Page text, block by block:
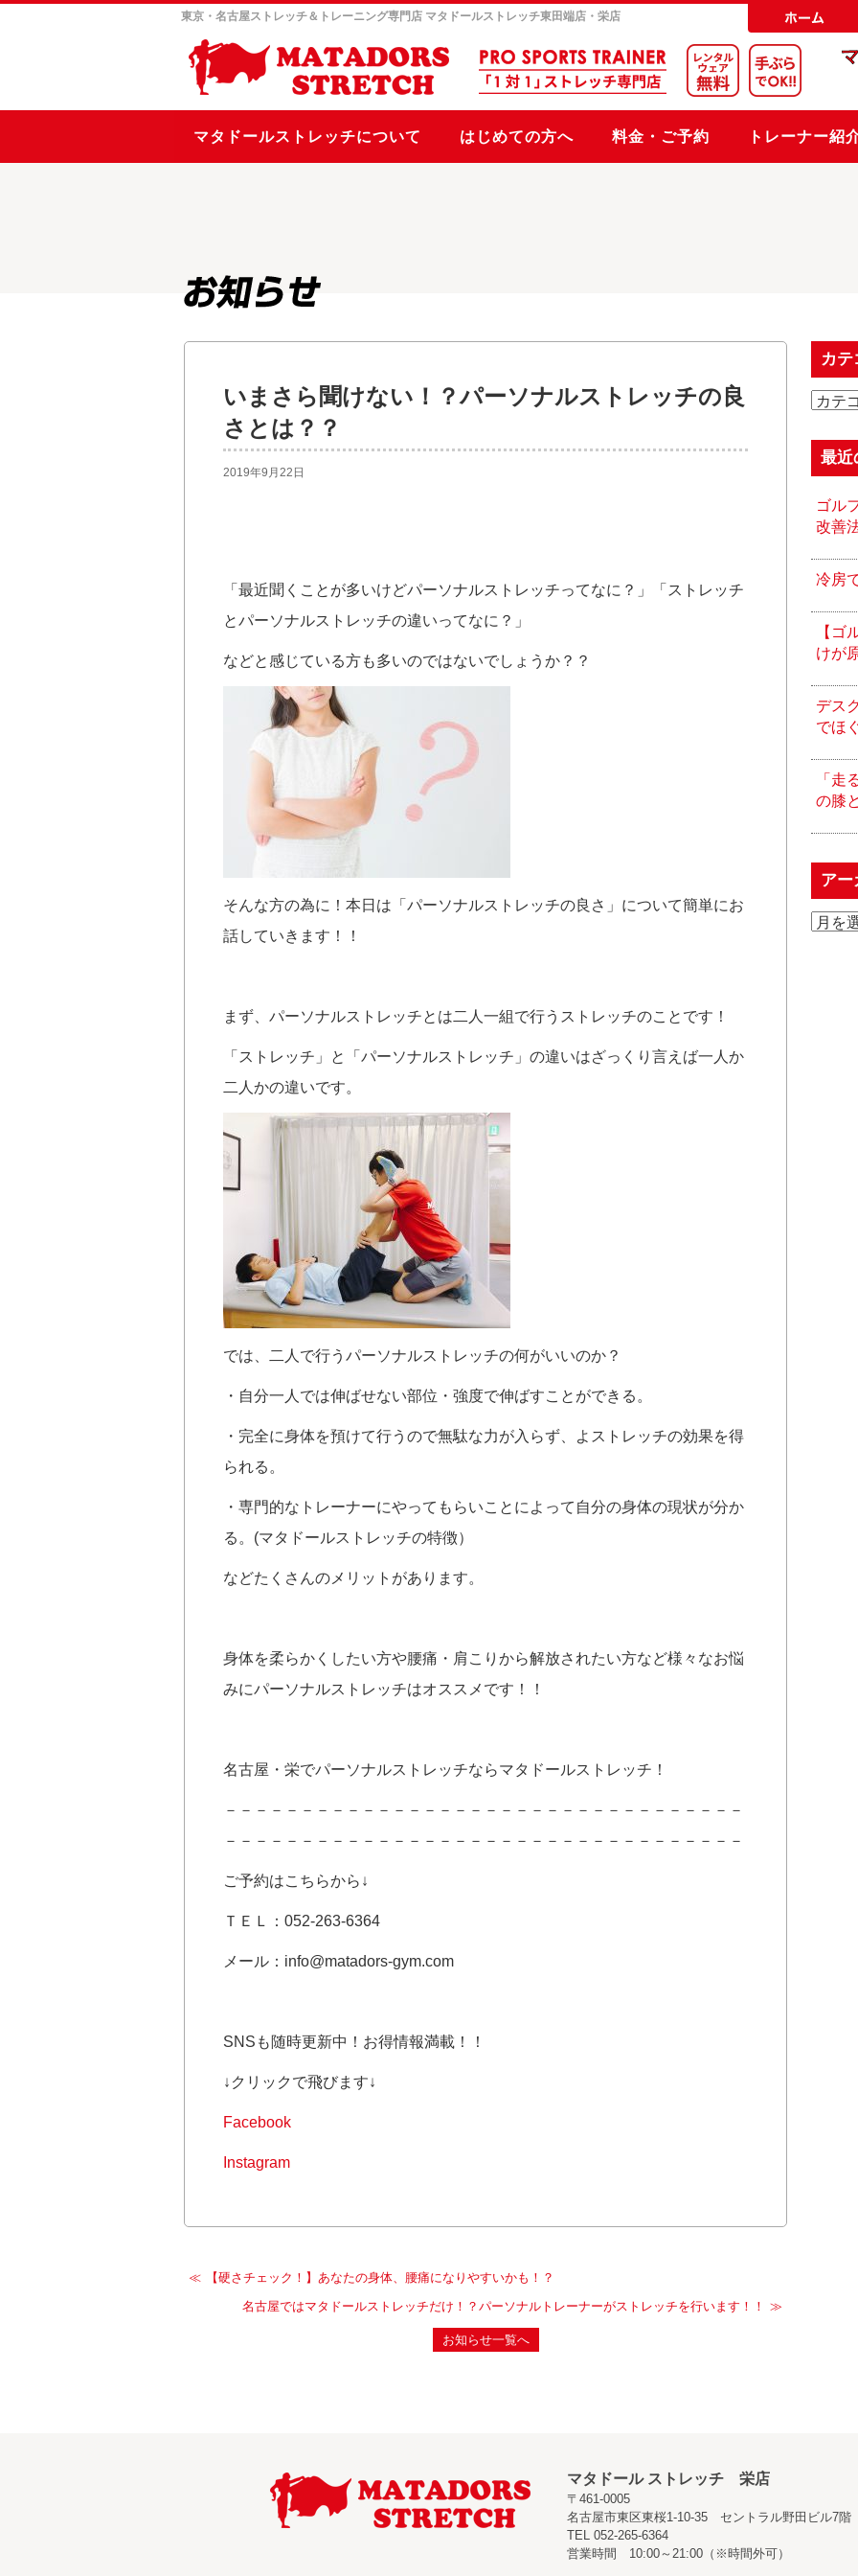
東京・名古屋ストレッチ＆トレーニング専門店 マタドールストレッチ東田端店・栄店
マタドールストレッチについて はじめての方へ 料金・ご予約 トレーナー紹
いまさら聞けない！？パーソナルストレッチの良
さとは？？
2019年9月22日
「最近聞くことが多いけどパーソナルストレッチってなに？」「ストレッチ
とパーソナルストレッチの違いってなに？」
などと感じている方も多いのではないでしょうか？？
そんな方の為に！本日は「パーソナルストレッチの良さ」について簡単にお
話していきます！！
まず、パーソナルストレッチとは二人一組で行うストレッチのことです！
「ストレッチ」と「パーソナルストレッチ」の違いはざっくり言えば一人か
二人かの違いです。
では、二人で行うパーソナルストレッチの何がいいのか？
・自分一人では伸ばせない部位・強度で伸ばすことができる。
・完全に身体を預けて行うので無駄な力が入らず、よストレッチの効果を得
られる。
・専門的なトレーナーにやってもらいことによって自分の身体の現状が分か
る。(マタドールストレッチの特徴）
などたくさんのメリットがあります。
身体を柔らかくしたい方や腰痛・肩こりから解放されたい方など様々なお悩
みにパーソナルストレッチはオススメです！！
名古屋・栄でパーソナルストレッチならマタドールストレッチ！
－－－－－－－－－－－－－－－－－－－－－－－－－－－－－－－－－－
－－－－－－－－－－－－－－－－－－－－－－－－－－－－－－－－－－
ご予約はこちらから↓
ＴＥＬ：052-263-6364
メール：info@matadors-gym.com
SNSも随時更新中！お得情報満載！！
↓クリックで飛びます↓
Facebook
Instagram
【硬さチェック！】あなたの身体、腰痛になりやすいかも！？
名古屋ではマタドールストレッチだけ！？パーソナルトレーナーがストレッチを行います！！
お知らせ一覧へ
カテ
最近
ゴル
改善
冷房
【ゴ
けが
デス
でほ
「走
の膝
アー
マタドール ストレッチ 栄店
〒461-0005
名古屋市東区東桜1-10-35 セントラル野田ビル7階
TEL 052-265-6364
営業時間 10:00～21:00（※時間外可）